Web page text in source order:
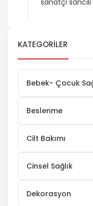
sanatçı
konuya göre
çektiğiniz
ki gerçek
kendi
Fakat bazıları
KATEGORILER
Bebek- Çocuk
Beslenme
Cilt Bakımı
Cinsel Sağlık
Dekorasyon